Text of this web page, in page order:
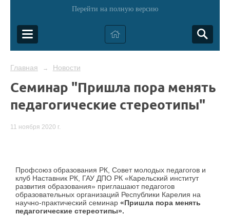
Перейти на полную версию
Главная → Новости
Семинар "Пришла пора менять
педагогические стереотипы"
11 ноября 2020 г.
Профсоюз образования РК, Совет молодых педагогов и
клуб Наставник РК, ГАУ ДПО РК «Карельский институт
развития образования» приглашают педагогов
образовательных организаций Республики Карелия на
научно-практический семинар «Пришла пора менять
педагогические стереотипы».